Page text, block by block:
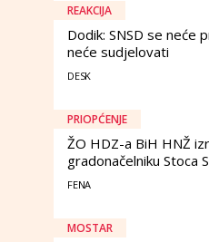
REAKCIJA
Dodik: SNSD se neće
neće sudjelovati
DESK
PRIOPĆENJE
ŽO HDZ-a BiH HNŽ
gradonačelniku Stoca
FENA
MOSTAR